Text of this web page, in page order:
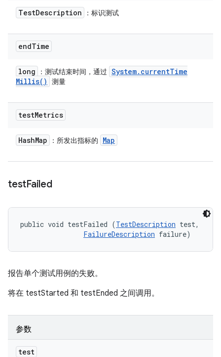
TestDescription ：标识测试
endTime
long ：测试结束时间，通过 System. currentTime
Millis( ) 测量
testMetrics
HashMap ：所发出指标的 Map
testFailed
public void testFailed (TestDescription test,
FailureDescription failure)
报告单个测试用例的失败。
将在 testStarted 和 testEnded 之间调用。
参数
test